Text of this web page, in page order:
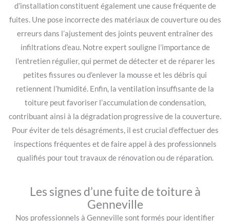
d’installation constituent également une cause fréquente de
fuites. Une pose incorrecte des matériaux de couverture ou des
erreurs dans l’ajustement des joints peuvent entraîner des
infiltrations d’eau. Notre expert souligne l’importance de
l’entretien régulier, qui permet de détecter et de réparer les
petites fissures ou d’enlever la mousse et les débris qui
retiennent l’humidité. Enfin, la ventilation insuffisante de la
toiture peut favoriser l’accumulation de condensation,
contribuant ainsi à la dégradation progressive de la couverture.
Pour éviter de tels désagréments, il est crucial d’effectuer des
inspections fréquentes et de faire appel à des professionnels
qualifiés pour tout travaux de rénovation ou de réparation.
Les signes d’une fuite de toiture à
Genneville
Nos professionnels à Genneville sont formés pour identifier